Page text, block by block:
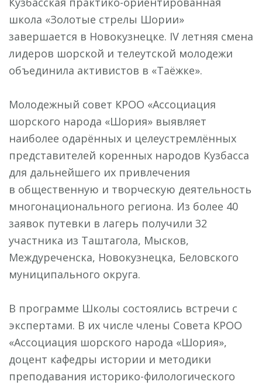
школа «Золотые стрелы Шории»
завершается в Новокузнецке. IV летняя смена
лидеров шорской и телеутской молодежи
объединила активистов в «Таёжке».
Молодежный совет КРОО «Ассоциация
шорского народа «Шория» выявляет
наиболее одарённых и целеустремлённых
представителей коренных народов Кузбасса
для дальнейшего их привлечения
в общественную и творческую деятельность
многонационального региона. Из более 40
заявок путевки в лагерь получили 32
участника из Таштагола, Мысков,
Междуреченска, Новокузнецка, Беловского
муниципального округа.
В программе Школы состоялись встречи с
экспертами. В их числе члены Совета КРОО
«Ассоциация шорского народа «Шория»,
доцент кафедры истории и методики
преподавания историко-филологического